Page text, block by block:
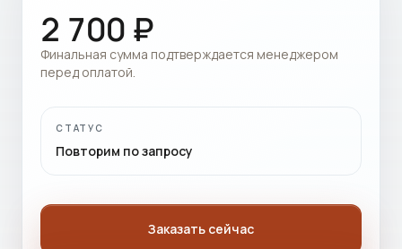
2 700 ₽
Финальная сумма подтверждается менеджером
перед оплатой.
СТАТУС
Повторим по запросу
Заказать сейчас